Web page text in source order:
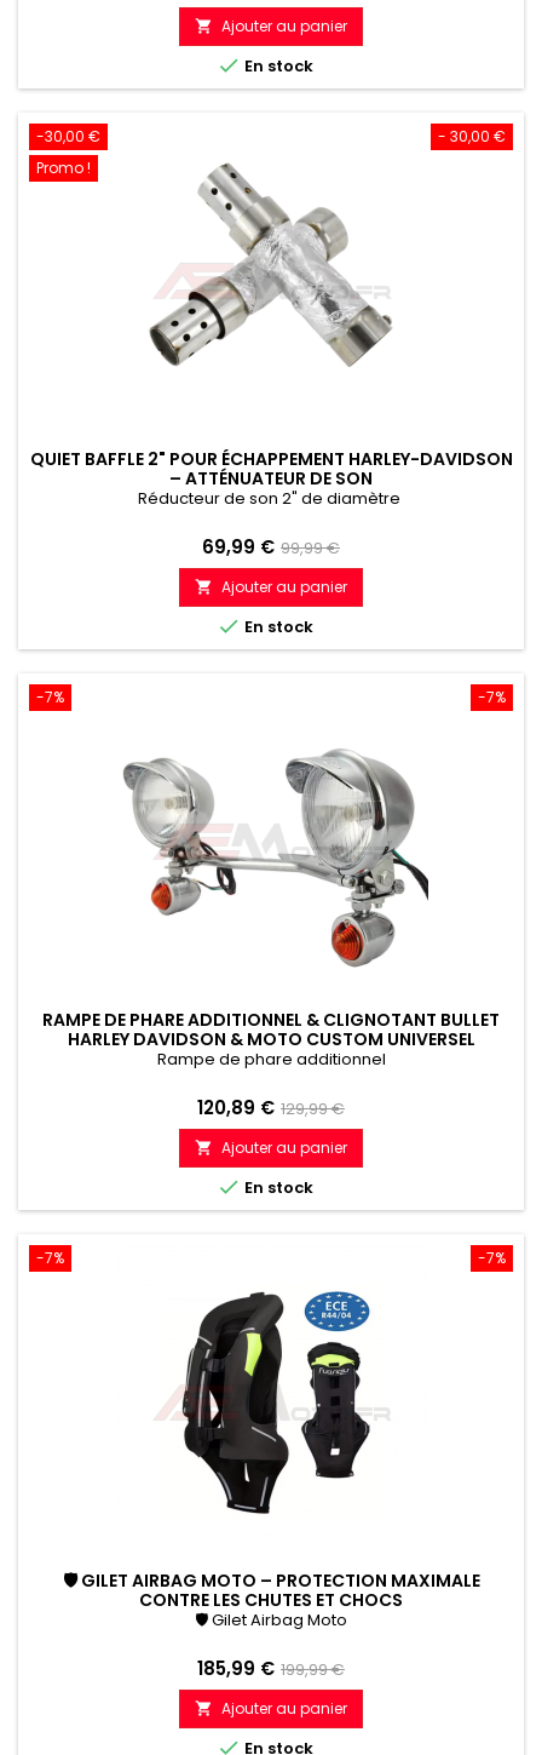
de
référence
 Ajouter au panier
 En stock
- 30,00 €
-30,00 €
Promo !
QUIET BAFFLE 2" POUR ÉCHAPPEMENT HARLEY-DAVIDSON
– ATTÉNUATEUR DE SON
Réducteur de son 2" de diamètre
Prix
69,99 € Prix
de
référence
99,99 €
 Ajouter au panier
 En stock
-7%
-7%
RAMPE DE PHARE ADDITIONNEL & CLIGNOTANT BULLET
HARLEY DAVIDSON & MOTO CUSTOM UNIVERSEL
Rampe de phare additionnel
Prix
120,89 € Prix
de
référence
129,99 €
 Ajouter au panier
 En stock
-7%
-7%
🛡 GILET AIRBAG MOTO – PROTECTION MAXIMALE
CONTRE LES CHUTES ET CHOCS
🛡 Gilet Airbag Moto
Prix
185,99 € Prix
de
référence
199,99 €
 Ajouter au panier
 En stock